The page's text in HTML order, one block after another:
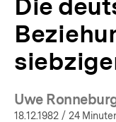
Die
Uwe
18.12.1982 / 24